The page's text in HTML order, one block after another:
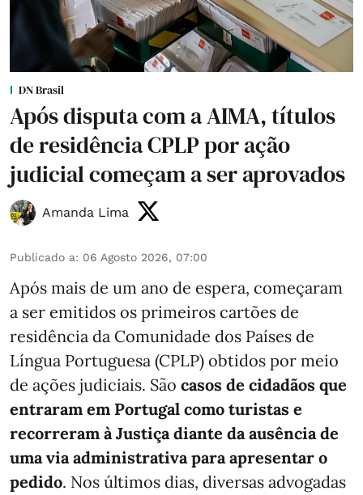
DN Brasil
Após disputa com a AIMA, títulos
de residência CPLP por ação
judicial começam a ser aprovados
Amanda Lima
Publicado a: 06 Agosto 2026, 07:00
Após mais de um ano de espera, começaram
a ser emitidos os primeiros cartões de
residência da Comunidade dos Países de
Língua Portuguesa (CPLP) obtidos por meio
de ações judiciais. São casos de cidadãos que
entraram em Portugal como turistas e
recorreram à Justiça diante da ausência de
uma via administrativa para apresentar o
pedido. Nos últimos dias, diversas advogadas